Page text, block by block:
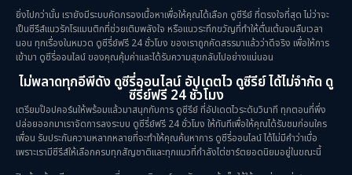
ยิ่งไปกว่านั้น เรายังมีระบบคัดกรองเนื้อหาเพื่อให้คุณได้เลือก ดูซีรีย์ ที่ตรงใจที่สุด ไม่ว่าจะ
เป็นซีรีส์แนวรักโรแมนติกที่ช่วยเติมพลังใจ หรือแนวระทึกขวัญที่ทำให้ตื่นเต้นจนลืมเวลา
นอน ทุกเรื่องในหมวด ดูซีรี่ย์ฟรี 24 ชั่วโมง ของเราถูกคัดสรรมาแล้วว่าดีจริง เพื่อให้การ
เข้ามา ดูซีรี่ออนไลน์ ของคุณคุ้มค่าและได้รับความสุขกลับไปอย่างแน่นอน
ไม่พลาดทุกอีพีดัง ดูซีรี่ออนไลน์ อัปเดตไว ดูซีรีย์ ได้ไม่จำกัด ดู
ซีรี่ย์ฟรี 24 ชั่วโมง
เตรียมป๊อปคอร์นให้พร้อมแล้วมาสนุกกับการ ดูซีรีย์ ที่อัปเดตไวระดับวินาที ทุกตอนที่พึ่ง
ปล่อยออกมาเราจัดการลงระบบ ดูซีรี่ย์ฟรี 24 ชั่วโมง ให้ทันทีเพื่อให้คุณได้รับชมก่อนใคร
เพื่อน รับประกันความหลากหลายที่จะทำให้คุณค้นหาการ ดูซีรี่ออนไลน์ ได้ไม่มีคำว่าเบื่อ
เพราะเรามีซีรีส์ให้เลือกครบทุกสัญชาติและทุกแนวที่กำลังไต่ชาร์ตยอดนิยมอยู่ในขณะนี้